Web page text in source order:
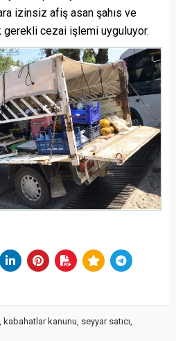
izinsiz afiş asan şahıs ve
cezai işlemi uyguluyor.
kabahatlar kanunu seyyar satıcı